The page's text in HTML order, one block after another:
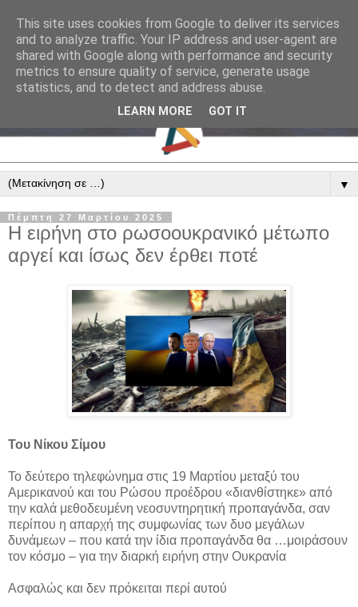
▼
Πέμπτη 27 Μαρτίου 2025
Η ειρήνη στο ρωσοουκρανικό μέτωπο
αργεί και ίσως δεν έρθει ποτέ
Του Νίκου Σίμου
Το δεύτερο τηλεφώνημα στις 19 Μαρτίου μεταξύ του
Αμερικανού και του Ρώσου προέδρου «διανθίστηκε» από
την καλά μεθοδευμένη νεοσυντηρητική προπαγάνδα, σαν
περίπου η απαρχή της συμφωνίας των δυο μεγάλων
δυνάμεων – που κατά την ίδια προπαγάνδα θα …μοιράσουν
τον κόσμο – για την διαρκή ειρήνη στην Ουκρανία
Ασφαλώς και δεν πρόκειται περί αυτού
This site uses cookies from Google to deliver its services
and to analyze traffic. Your IP address and user-agent are
shared with Google along with performance and security
metrics to ensure quality of service, generate usage
statistics, and to detect and address abuse.
LEARN MORE GOT IT